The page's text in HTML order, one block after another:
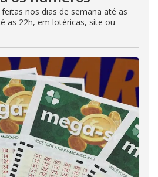
nos dias de semana até as
as 22h, em lotéricas, site ou